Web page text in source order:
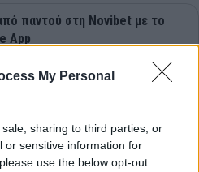
My Personal
sharing to third parties, or
or sensitive information for
use the below opt-out
παντού στη Novibet με το
App
Open 2023